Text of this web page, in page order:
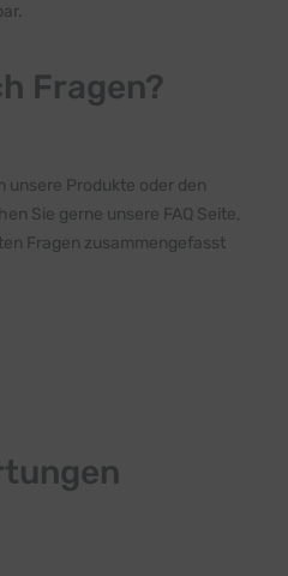
Fragen?
unsere Produkte oder den
Sie gerne unsere FAQ Seite,
Fragen zusammengefasst